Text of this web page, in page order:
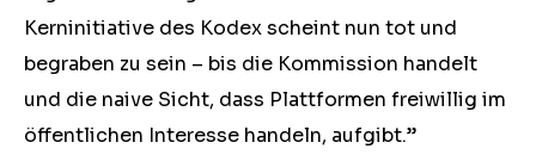
Kerninitiative des Kodex scheint nun tot und
begraben zu sein –⁠ bis die Kommission handelt
und die naive Sicht, dass Plattformen freiwillig im
öffentlichen Interesse handeln, aufgibt.”